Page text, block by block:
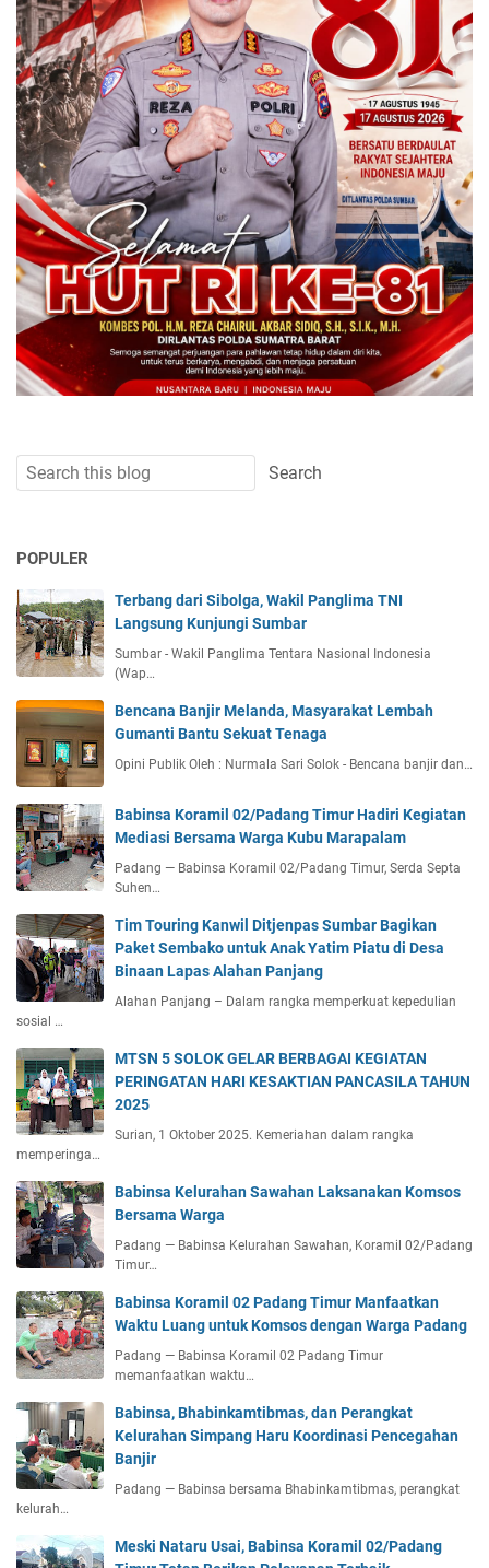
POPULER
Terbang dari Sibolga, Wakil Panglima TNI
Langsung Kunjungi Sumbar
Sumbar - Wakil Panglima Tentara Nasional Indonesia
(Wap…
Bencana Banjir Melanda, Masyarakat Lembah
Gumanti Bantu Sekuat Tenaga
Opini Publik Oleh : Nurmala Sari Solok - Bencana banjir dan…
Babinsa Koramil 02/Padang Timur Hadiri Kegiatan
Mediasi Bersama Warga Kubu Marapalam
Padang — Babinsa Koramil 02/Padang Timur, Serda Septa
Suhen…
Tim Touring Kanwil Ditjenpas Sumbar Bagikan
Paket Sembako untuk Anak Yatim Piatu di Desa
Binaan Lapas Alahan Panjang
Alahan Panjang – Dalam rangka memperkuat kepedulian
sosial …
MTSN 5 SOLOK GELAR BERBAGAI KEGIATAN
PERINGATAN HARI KESAKTIAN PANCASILA TAHUN
2025
Surian, 1 Oktober 2025. Kemeriahan dalam rangka
memperinga…
Babinsa Kelurahan Sawahan Laksanakan Komsos
Bersama Warga
Padang — Babinsa Kelurahan Sawahan, Koramil 02/Padang
Timur…
Babinsa Koramil 02 Padang Timur Manfaatkan
Waktu Luang untuk Komsos dengan Warga Padang
Padang — Babinsa Koramil 02 Padang Timur
memanfaatkan waktu…
Babinsa, Bhabinkamtibmas, dan Perangkat
Kelurahan Simpang Haru Koordinasi Pencegahan
Banjir
Padang — Babinsa bersama Bhabinkamtibmas, perangkat
kelurah…
Meski Nataru Usai, Babinsa Koramil 02/Padang